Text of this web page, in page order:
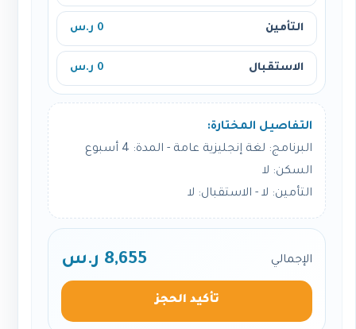
التأمين 0 ر.س
الاستقبال 0 ر.س
التفاصيل المختارة:
البرنامج: لغة إنجليزية عامة - المدة: 4 أسبوع
السكن: لا
التأمين: لا - الاستقبال: لا
الإجمالي 8,655 ر.س
تأكيد الحجز